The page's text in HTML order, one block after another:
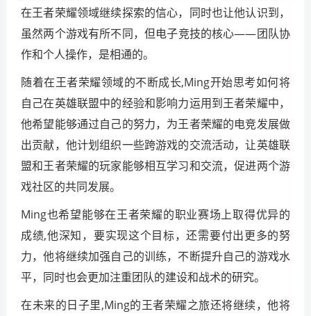
在王者荣耀领域继续探索的信心，同时也让他认识到，
虽然两个游戏有所不同，但电子竞技的核心——团队协
作和个人操作，是相通的。
随着在王者荣耀领域的不断成长,Ming开始思考如何将
自己在英雄联盟中的经验和影响力运用到王者荣耀中，
他希望能够通过自己的努力，为王者荣耀的电竞发展做
出贡献，他计划组织一些跨游戏的交流活动，让英雄联
盟和王者荣耀的玩家能够相互学习和交流，促进两个游
戏社区的共同发展。
Ming也希望能够在王者荣耀的职业赛场上取得优异的
成绩,他深知，要实现这个目标，还需要付出更多的努
力，他将继续加强自己的训练，不断提升自己的游戏水
平，同时也会更加注重团队的建设和战术的研究。
在未来的日子里,Ming的王者荣耀之旅还将继续，他将